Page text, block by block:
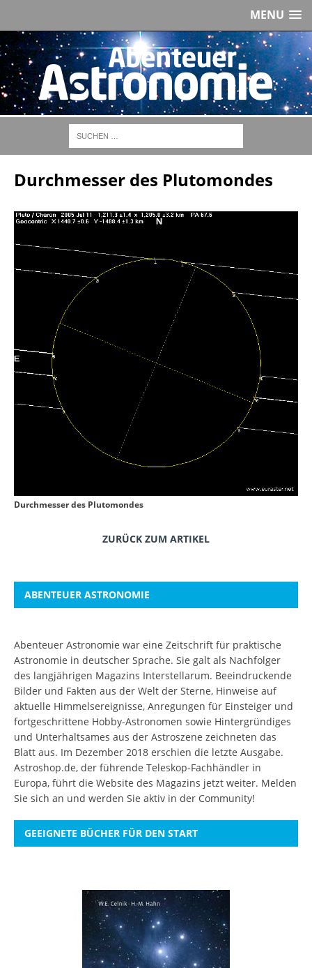
MENU
Durchmesser des Plutomondes
Durchmesser des Plutomondes
ZURÜCK ZUM ARTIKEL
ABENTEUER ASTRONOMIE
Abenteuer Astronomie war eine Zeitschrift für praktische
Astronomie in deutscher Sprache. Sie galt als Nachfolger
des langjährigen Magazins Interstellarum. Beeindruckende
Bilder und Fakten aus der Welt der Sterne, Hinweise auf
aktuelle Himmelsereignisse, Anregungen für Einsteiger und
fortgeschrittene Hobby-Astronomen sowie Hintergründiges
und Unterhaltsames aus der Astroszene zeichneten das
Blatt aus. Im Dezember 2018 erschien die letzte Ausgabe.
Astroshop.de, der führende Teleskop-Fachhändler in
Europa, führt die Website des Magazins jetzt weiter. Melden
Sie sich an und werden Sie aktiv in der Community!
GEEIGNETE BÜCHER FÜR DEN START